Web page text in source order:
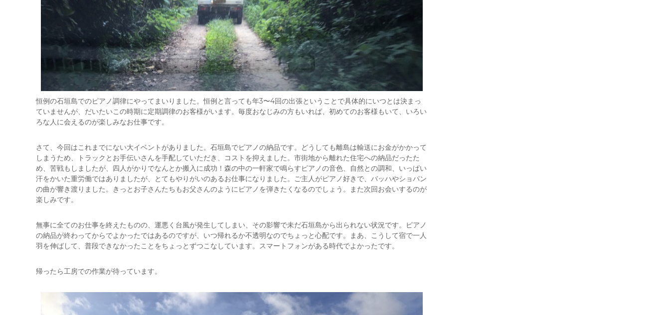
恒例の石垣島でのピアノ調律にやってまいりました。恒例と言っても年3〜4回の出張ということで具体的にいつとは決まっ
ていませんが、だいたいこの時期に定期調律のお客様がいます。毎度おなじみの方もいれば、初めてのお客様もいて、いろい
ろな人に会えるのが楽しみなお仕事です。
さて、今回はこれまでにない大イベントがありました。石垣島でピアノの納品です。どうしても離島は輸送にお金がかかって
しまうため、トラックとお手伝いさんを手配していただき、コストを抑えました。市街地から離れた住宅への納品だったた
め、苦戦もしましたが、四人がかりでなんとか搬入に成功！森の中の一軒家で鳴らすピアノの音色、自然との調和、いっぱい
汗をかいた重労働ではありましたが、とてもやりがいのあるお仕事になりました。ご主人がピアノ好きで、バッハやショパン
の曲が響き渡りました。きっとお子さんたちもお父さんのようにピアノを弾きたくなるのでしょう。また次回お会いするのが
楽しみです。
無事に全てのお仕事を終えたものの、運悪く台風が発生してしまい、その影響で未だ石垣島から出られない状況です。ピアノ
の納品が終わってからでよかったではあるのですが、いつ帰れるか不透明なのでちょっと心配です。まあ、こうして宿で一人
羽を伸ばして、普段できなかったことをちょっとずつこなしています。スマートフォンがある時代でよかったです。
帰ったら工房での作業が待っています。